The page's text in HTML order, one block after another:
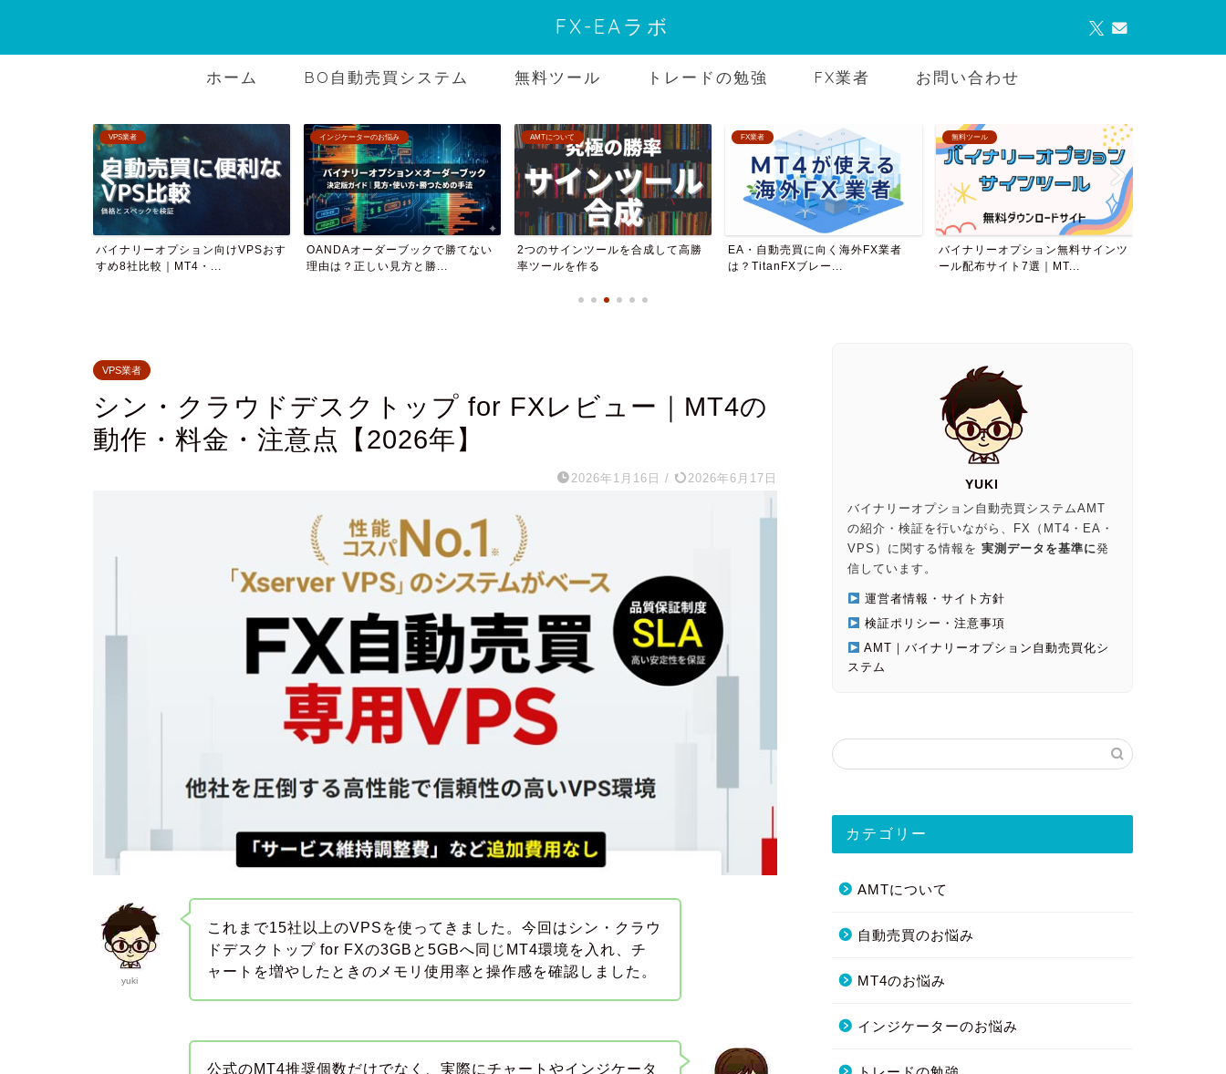
FX-EAラボ
ホーム BO自動売買システム 無料ツール トレードの勉強 FX業者 お問い合わせ
VPS業者
バイナリーオプション向けVPSおす
すめ8社比較｜MT4・...
インジケーターのお悩み
OANDAオーダーブックで勝てない
理由は？正しい見方と勝...
AMTについて
2つのサインツールを合成して高勝
率ツールを作る
FX業者
EA・自動売買に向く海外FX業者
は？TitanFXブレー...
無料ツール
バイナリーオプション無料サインツ
ール配布サイト7選｜MT...
VPS業者
シン・クラウドデスクトップ for FXレビュー｜MT4の
動作・料金・注意点【2026年】
2026年1月16日 / 2026年6月17日
yuki
これまで15社以上のVPSを使ってきました。今回はシン・クラウ
ドデスクトップ for FXの3GBと5GBへ同じMT4環境を入れ、チ
ャートを増やしたときのメモリ使用率と操作感を確認しました。
公式のMT4推奨個数だけでなく、実際にチャートやインジケータ
YUKI
バイナリーオプション自動売買システムAMT
の紹介・検証を行いながら、FX（MT4・EA・
VPS）に関する情報を 実測データを基準に発
信しています。
運営者情報・サイト方針
検証ポリシー・注意事項
AMT｜バイナリーオプション自動売買化シ
ステム
カテゴリー
AMTについて
自動売買のお悩み
MT4のお悩み
インジケーターのお悩み